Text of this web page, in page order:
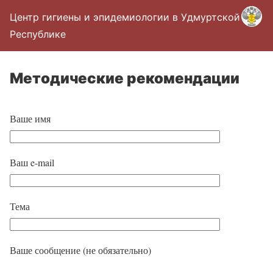
Центр гигиены и эпидемиологии в Удмуртской
Республике
Методические рекомендации
Ваше имя
Ваш e-mail
Тема
Ваше сообщение (не обязательно)